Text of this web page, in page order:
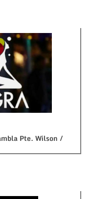
Pte. Wilson /